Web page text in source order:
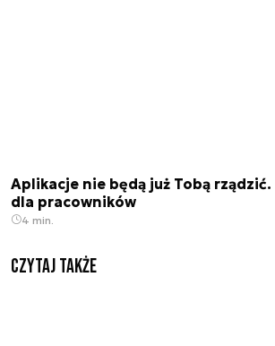
Aplikacje nie będą już Tobą rządzić.
dla pracowników
4 min.
Czytaj także